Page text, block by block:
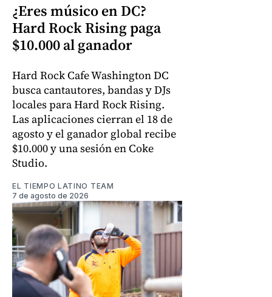
¿Eres músico en DC?
Hard Rock Rising paga
$10.000 al ganador
Hard Rock Cafe Washington DC
busca cantautores, bandas y DJs
locales para Hard Rock Rising.
Las aplicaciones cierran el 18 de
agosto y el ganador global recibe
$10.000 y una sesión en Coke
Studio.
EL TIEMPO LATINO TEAM
7 de agosto de 2026